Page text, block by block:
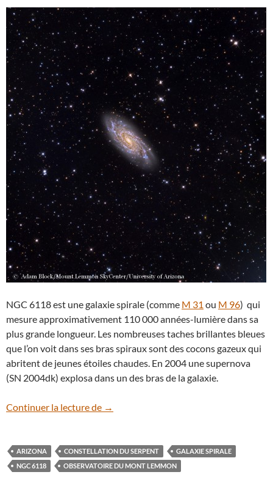
NGC 6118 est une galaxie spirale (comme M 31 ou M 96) qui
mesure approximativement 110 000 années-lumière dans sa
plus grande longueur. Les nombreuses taches brillantes bleues
que l’on voit dans ses bras spiraux sont des cocons gazeux qui
abritent de jeunes étoiles chaudes. En 2004 une supernova
(SN 2004dk) explosa dans un des bras de la galaxie.
Continuer la lecture de Gros plan sur la majestueuse galaxie
→
ARIZONA CONSTELLATION DU SERPENT
GALAXIE SPIRALE
NGC 6118
OBSERVATOIRE DU MONT LEMMON